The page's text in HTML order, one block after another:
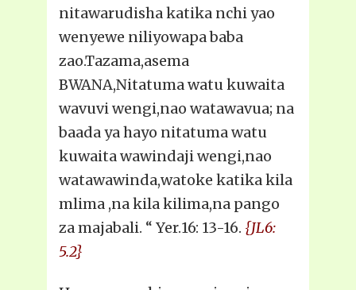
nitawarudisha katika nchi yao
wenyewe niliyowapa baba
zao.Tazama,asema
BWANA,Nitatuma watu kuwaita
wavuvi wengi,nao watawavua; na
baada ya hayo nitatuma watu
kuwaita wawindaji wengi,nao
watawawinda,watoke katika kila
mlima ,na kila kilima,na pango
za majabali. “ Yer.16: 13-16. {JL6:
5.2}